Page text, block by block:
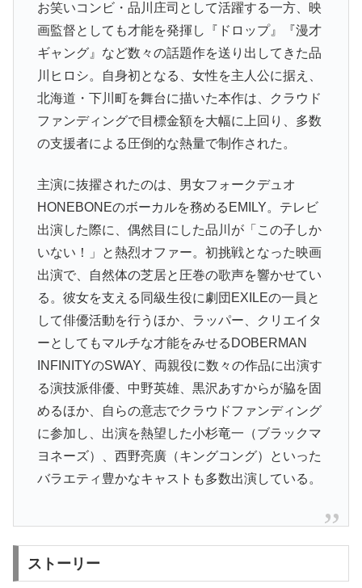
お笑いコンビ・品川庄司として活躍する一方、映
画監督としても才能を発揮し『ドロップ』『漫才
ギャング』など数々の話題作を送り出してきた品
川ヒロシ。自身初となる、女性を主人公に据え、
北海道・下川町を舞台に描いた本作は、クラウド
ファンディングで目標金額を大幅に上回り、多数
の支援者による圧倒的な熱量で制作された。
主演に抜擢されたのは、男女フォークデュオ
HONEBONEのボーカルを務めるEMILY。テレビ
出演した際に、偶然目にした品川が「この子しか
いない！」と熱烈オファー。初挑戦となった映画
出演で、自然体の芝居と圧巻の歌声を響かせてい
る。彼女を支える同級生役に劇団EXILEの一員と
して俳優活動を行うほか、ラッパー、クリエイタ
ーとしてもマルチな才能をみせるDOBERMAN
INFINITYのSWAY、両親役に数々の作品に出演す
る演技派俳優、中野英雄、黒沢あすからが脇を固
めるほか、自らの意志でクラウドファンディング
に参加し、出演を熱望した小杉竜一（ブラックマ
ヨネーズ）、西野亮廣（キングコング）といった
バラエティ豊かなキャストも多数出演している。
ストーリー